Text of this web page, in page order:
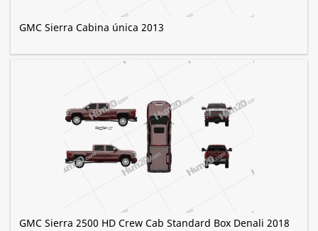
GMC Sierra Cabina única 2013
GMC Sierra 2500 HD Crew Cab Standard Box Denali 2018